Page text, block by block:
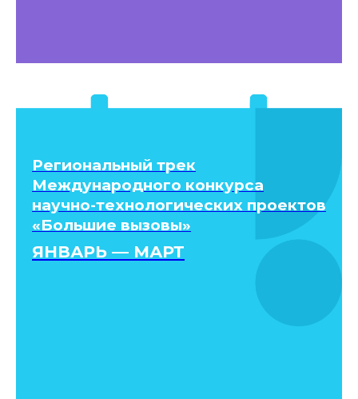
Региональный трек
Международного конкурса
научно-технологических проектов
«Большие вызовы»
ЯНВАРЬ — МАРТ